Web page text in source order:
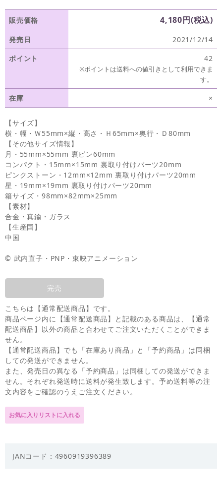
販売価格 4,180円(税込)
発売日
2021/12/14
ポイント
42
※ポイントは送料への値引きとして利用できま
す。
在庫 ×
【サイズ】
横・幅・Ｗ55mm×縦・高さ・Ｈ65mm×奥行・Ｄ80mm
【その他サイズ情報】
月・55mm×55mm 裏ピン60mm
コンパクト・15mm×15mm 裏取り付けパーツ20mm
ピンクストーン・12mm×12mm 裏取り付けパーツ20mm
星・19mm×19mm 裏取り付けパーツ20mm
箱サイズ・98mm×82mm×25mm
【素材】
合金・真鍮・ガラス
【生産国】
中国
© 武内直子・PNP・東映アニメーション
完売
こちらは【通常配送商品】です。
商品ページ内に【通常配送商品】と記載のある商品は、【通常
配送商品】以外の商品と合わせてご注文いただくことができま
せん。
【通常配送商品】でも「在庫あり商品」と「予約商品」は同梱
しての発送ができません。
また、発売日の異なる「予約商品」は同梱しての発送ができま
せん。それぞれ発送時に送料が発生致します。予め送料等の注
文内容をご確認のうえご注文ください。
JANコード：4960919396389